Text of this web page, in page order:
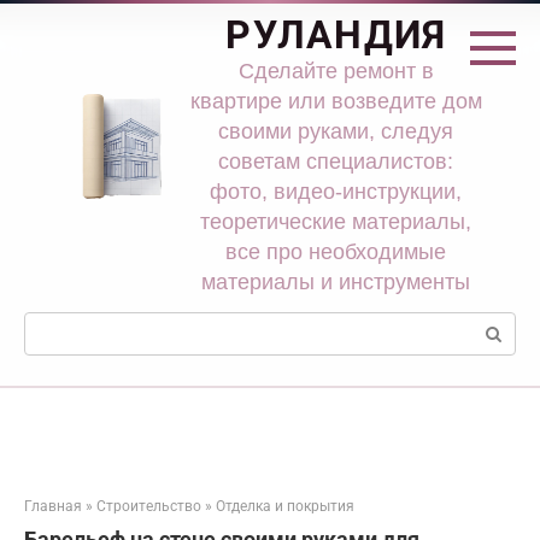
Перейти
РУЛАНДИЯ
Сделайте ремонт в
квартире или возведите дом
своими руками, следуя
советам специалистов:
фото, видео-инструкции,
теоретические материалы,
все про необходимые
материалы и инструменты
Поиск:
Главная » Строительство » Отделка и покрытия